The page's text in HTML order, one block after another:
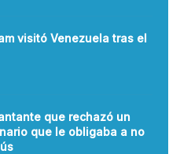
visitó Venezuela tras el
que rechazó un
que le obligaba a no